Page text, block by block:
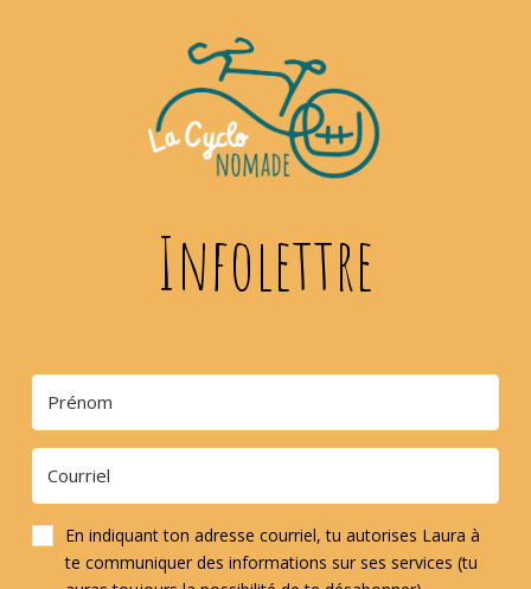
Infolettre
En indiquant ton adresse courriel, tu autorises Laura à
te communiquer des informations sur ses services (tu